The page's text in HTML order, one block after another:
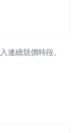
連續競價時段。